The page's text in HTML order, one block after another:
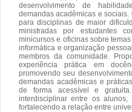
desenvolvimento de
demandas acadêmicas e
para disciplinas de maior
ministradas por estudantes
minicursos e oficinas sobre
informática e organização
membros da comunidade.
experiência prática em
promovendo seu
demandas acadêmicas e
de forma acessível e
interdisciplinar entre os
fortalecendo a relação entre